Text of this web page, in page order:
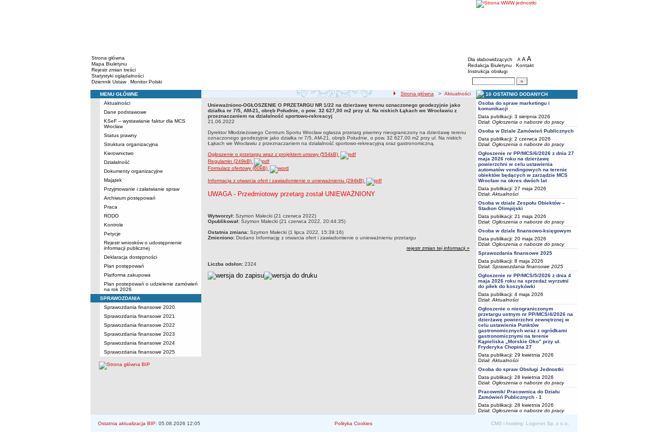
Strona główna
Mapa Biuletynu
Rejestr zmian treści
Statystyki oglądalności
Dziennik Ustaw
Monitor Polski
BIP - Młodzieżowe Centrum Sportu we
Menu dodatkowe
Dla słabowidzących A pomniejsz czcionkę
A standardowy rozmiar czcionki
A
Redakcja Biuletynu
Kontakt
Instrukcja obsługi
Wyszukiwarka artykułów
Menu
MENU GŁÓWNE
Aktualności
Dane podstawowe
KSeF – wystawianie faktur dla MCS
Wrocław
Status prawny
Struktura organizacyjna
Kierownictwo
Działalność
Dokumenty organizacyjne
Majątek
Przyjmowanie i załatwianie spraw
Archiwum postępowań
Praca
RODO
Kontrole
Petycje
Rejestr wniosków o udostępnienie
informacji publicznej
Deklaracja dostępności
Plan postępowań
Platforma zakupowa
Plan postepowań o udzielenie zamówień
na rok 2026
SPRAWOZDANIA
Sprawozdania finansowe 2020
Sprawozdania finansowe 2021
Sprawozdania finansowe 2022
Sprawozdania finansowe 2023
Sprawozdania finansowe 2024
Sprawozdania finansowe 2025
ścieżka nawigacji
Strona główna > Aktualności
Unieważniono-OGŁOSZENIE O PRZETARGU NR 1/22 na dzierżawę terenu oznaczonego geodezyjnie jako działka nr 7/5, AM-21, obręb Południe, o pow. 32 627,00 m2 przy ul. Na
niskich Łąkach we Wrocławiu z przeznaczaniem na działalność sportowo-rekreacyj21.06.2022
Unieważniono-OGŁOSZENIE O PRZETARGU NR 1/22 na dzierżawę terenu oznaczonego geodezyjnie jako
działka nr 7/5, AM-21, obręb Południe, o pow. 32 627,00 m2 przy ul. Na niskich Łąkach we Wrocławiu z
przeznaczaniem na działalność sportowo-rekreacyj
21.06.2022
Dyrektor Młodzieżowego Centrum Sportu Wrocław ogłasza przetarg pisemny nieograniczony na dzierżawę terenu
oznaczonego geodezyjnie jako działka nr 7/5, AM-21, obręb Południe, o pow. 32 627,00 m2 przy ul. Na niskich
Łąkach we Wrocławiu z przeznaczaniem na działalność sportowo-rekreacyjną oraz gastronomiczną.
Ogłoszenie o przetargu wraz z projektem umowy (554kB)
Regulamin (249kB)
Formularz ofertowy (60kB)
Informacja z otwarcia ofert i zawiadomienie o unieważnieniu (294kB)
UWAGA - Przedmiotowy przetarg został UNIEWAŻNIONY
metryczka
Wytworzył: Szymon Małecki (21 czerwca 2022)
Opublikował: Szymon Małecki (21 czerwca 2022, 20:44:35)
Ostatnia zmiana: Szymon Małecki (1 lipca 2022, 15:39:16)
Zmieniono: Dodano Informację z otwarcia ofert i zawiadomienie o unieważnieniu przetargu
rejestr zmian tej informacji »
Liczba odsłon: 2324
10 OSTATNIO DODANYCH
Osoba do spraw marketingu i
komunikacji
Data publikacji: 3 sierpnia 2026
Dział: Ogłoszenia o naborze do pracy
Osoba w Dziale Zamówień Publicznych
Data publikacji: 2 czerwca 2026
Dział: Ogłoszenia o naborze do pracy
Ogłoszenie nr PP/MCS/6/2026 z dnia 27
maja 2026 roku na dzierżawę
powierzchni w celu ustawienia
automatów vendingowych na terenie
obiektów będących w zarządzie MCS
Wrocław na okres dwóch lat
Data publikacji: 27 maja 2026
Dział: Aktualności
Osoba w dziale Zespołu Obiektów –
Stadion Olimpijski
Data publikacji: 21 maja 2026
Dział: Ogłoszenia o naborze do pracy
Osoba w dziale finansowo-księgowym
Data publikacji: 20 maja 2026
Dział: Ogłoszenia o naborze do pracy
Sprawozdania finansowe 2025
Data publikacji: 8 maja 2026
Dział: Sprawozdania finansowe 2025
Ogłoszenie nr PP/MCS/5/2026 z dnia 4
maja 2026 roku na sprzedaż wyrzutni
do piłek do koszykówki
Data publikacji: 4 maja 2026
Dział: Aktualności
Ogłoszenie o nieograniczonym
przetargu ustnym nr PP/MCS/4/2026 na
dzierżawę powierzchni zewnętrznej w
celu ustawienia Punktów
gastronomicznych wraz z ogródkami
gastronomicznymi na terenie
Kąpieliska „Morskie Oko” przy ul.
Fryderyka Chopina 27
Data publikacji: 29 kwietnia 2026
Dział: Aktualności
Osoba do spraw Obsługi Jednostki
Data publikacji: 28 kwietnia 2026
Dział: Ogłoszenia o naborze do pracy
Pracownik/ Pracownica do Działu
Zamówień Publicznych - 1
Data publikacji: 28 kwietnia 2026
Dział: Ogłoszenia o naborze do pracy
Ostatnia aktualizacja BIP: 05.08.2026 12:05 Polityka Cookies CMS i hosting: Logonet Sp. z o.o.